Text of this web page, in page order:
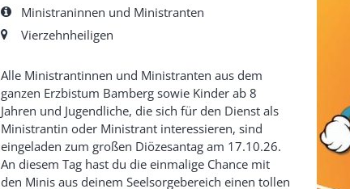
Art bzw. Nummer:
Ministraninnen und Ministranten
Ort:Vierzehnheiligen
Alle Ministrantinnen und Ministranten aus dem
ganzen Erzbistum Bamberg sowie Kinder ab 8
Jahren und Jugendliche, die sich für den Dienst als
Ministrantin oder Ministrant interessieren, sind
eingeladen zum großen Diözesantag am 17.10.26.
An diesem Tag hast du die einmalige Chance mit
den Minis aus deinem Seelsorgebereich einen tollen